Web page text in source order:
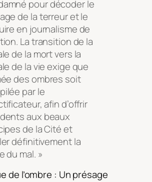
pour décoder le
de la terreur et le
en journalisme de
La transition de la
de la mort vers la
de la vie exige que
des ombres soit
par le
afin d’offrir
aux beaux
de la Cité et
définitivement la
du mal. »
de l’ombre : Un présage